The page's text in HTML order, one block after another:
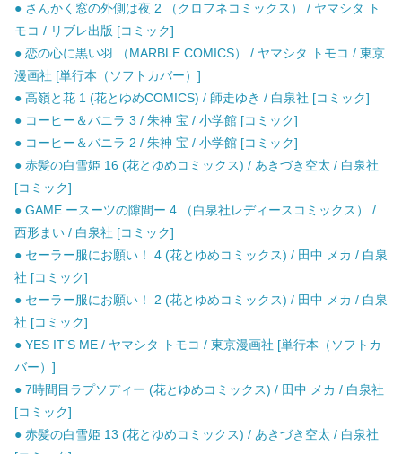
● さんかく窓の外側は夜 2 （クロフネコミックス） / ヤマシタ ト
モコ / リブレ出版 [コミック]
● 恋の心に黒い羽 （MARBLE COMICS） / ヤマシタ トモコ / 東京
漫画社 [単行本（ソフトカバー）]
● 高嶺と花 1 (花とゆめCOMICS) / 師走ゆき / 白泉社 [コミック]
● コーヒー＆バニラ 3 / 朱神 宝 / 小学館 [コミック]
● コーヒー＆バニラ 2 / 朱神 宝 / 小学館 [コミック]
● 赤髪の白雪姫 16 (花とゆめコミックス) / あきづき空太 / 白泉社
[コミック]
● GAME ースーツの隙間ー 4 （白泉社レディースコミックス） /
西形まい / 白泉社 [コミック]
● セーラー服にお願い！ 4 (花とゆめコミックス) / 田中 メカ / 白泉
社 [コミック]
● セーラー服にお願い！ 2 (花とゆめコミックス) / 田中 メカ / 白泉
社 [コミック]
● YES IT’S ME / ヤマシタ トモコ / 東京漫画社 [単行本（ソフトカ
バー）]
● 7時間目ラプソディー (花とゆめコミックス) / 田中 メカ / 白泉社
[コミック]
● 赤髪の白雪姫 13 (花とゆめコミックス) / あきづき空太 / 白泉社